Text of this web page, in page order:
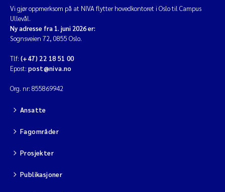
Vi gjør oppmerksom på at NIVA flytter hovedkontoret i Oslo til Campus
Ullevål.
Ny adresse fra 1. juni 2026 er:
Sognsveien 72, 0855 Oslo.
Tlf: (+47) 22 18 51 00
Epost: post@niva.no
Org. nr: 855869942
Ansatte
Fagområder
Prosjekter
Publikasjoner